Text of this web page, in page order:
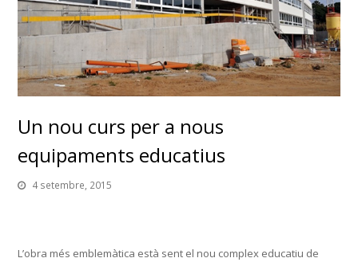
Un nou curs per a nous
equipaments educatius
4 setembre, 2015
L’obra més emblemàtica està sent el nou complex educatiu de